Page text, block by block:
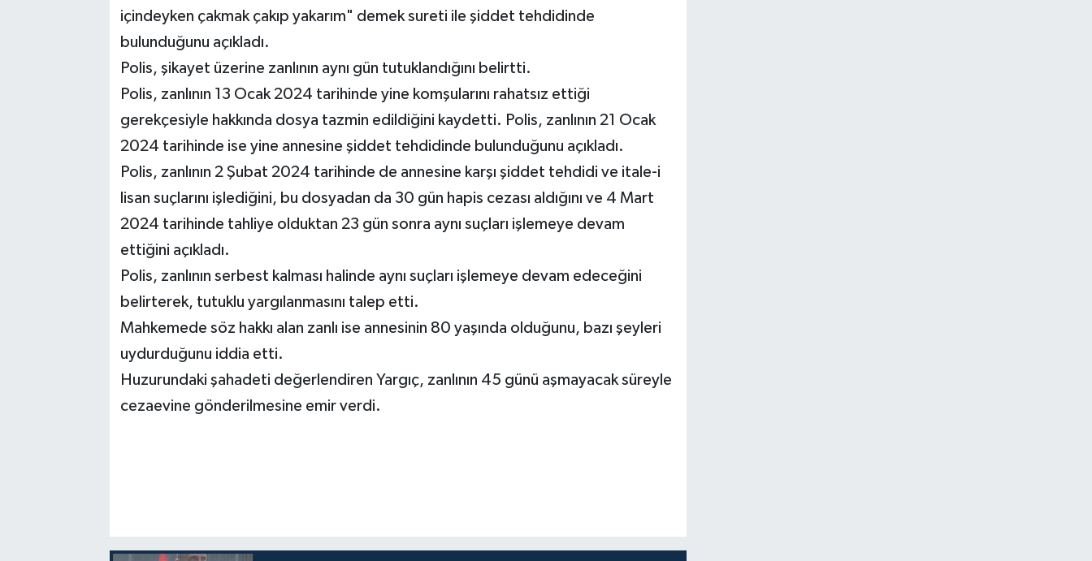
içindeyken çakmak çakıp yakarım" demek sureti ile şiddet tehdidinde
bulunduğunu açıkladı.
Polis, şikayet üzerine zanlının aynı gün tutuklandığını belirtti.
Polis, zanlının 13 Ocak 2024 tarihinde yine komşularını rahatsız ettiği
gerekçesiyle hakkında dosya tazmin edildiğini kaydetti. Polis, zanlının 21 Ocak
2024 tarihinde ise yine annesine şiddet tehdidinde bulunduğunu açıkladı.
Polis, zanlının 2 Şubat 2024 tarihinde de annesine karşı şiddet tehdidi ve itale-i
lisan suçlarını işlediğini, bu dosyadan da 30 gün hapis cezası aldığını ve 4 Mart
2024 tarihinde tahliye olduktan 23 gün sonra aynı suçları işlemeye devam
ettiğini açıkladı.
Polis, zanlının serbest kalması halinde aynı suçları işlemeye devam edeceğini
belirterek, tutuklu yargılanmasını talep etti.
Mahkemede söz hakkı alan zanlı ise annesinin 80 yaşında olduğunu, bazı şeyleri
uydurduğunu iddia etti.
Huzurundaki şahadeti değerlendiren Yargıç, zanlının 45 günü aşmayacak süreyle
cezaevine gönderilmesine emir verdi.